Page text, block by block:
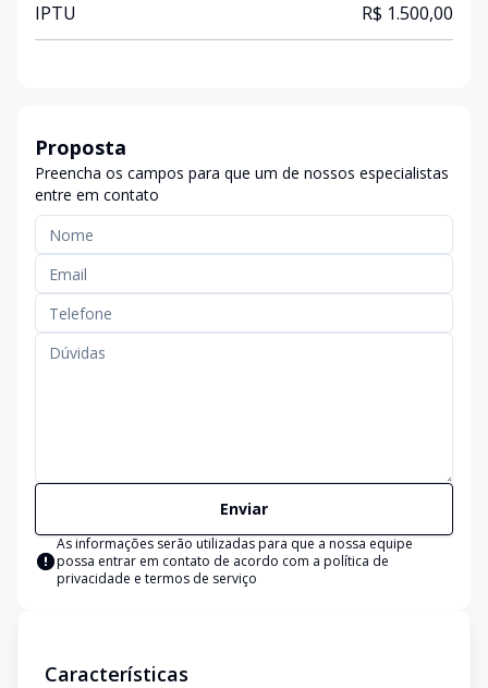
IPTU R$ 1.500,00
Proposta
Preencha os campos para que um de nossos especialistas
entre em contato
Enviar
As informações serão utilizadas para que a nossa equipe
possa entrar em contato de acordo com a política de
privacidade e termos de serviço
Características